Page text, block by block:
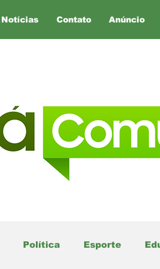
Notícias Contato Anúncio
Política Esporte